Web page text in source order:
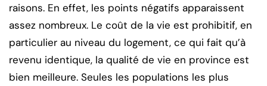
raisons. En effet, les points négatifs apparaissent
assez nombreux. Le coût de la vie est prohibitif, en
particulier au niveau du logement, ce qui fait qu’à
revenu identique, la qualité de vie en province est
bien meilleure. Seules les populations les plus